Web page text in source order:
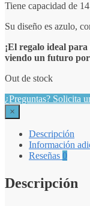
Tiene capacidad de
Su diseño es azulo,
¡El regalo ideal
viendo un futuro
Out de stock
¿Preguntas? Solicita
×
Descripción
Información
Reseñas 0
Descripción